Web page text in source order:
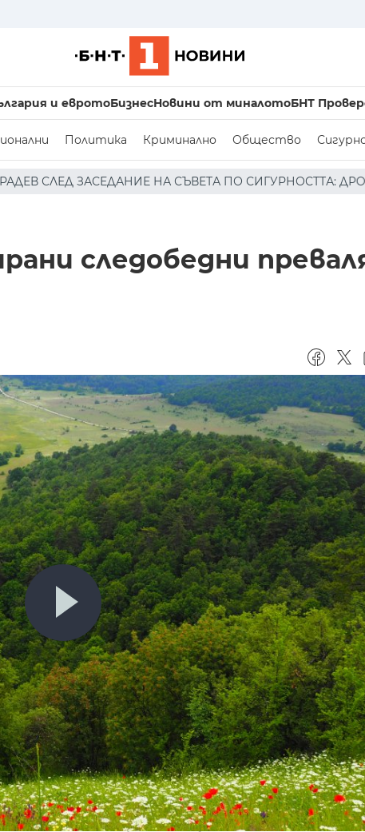
и евротоБизнесНовини от миналотоБНТ
Политика Криминално Общество
СЪВЕТА ПО СИГУРНОСТТА: ДРОН Е НАХЛУЛ В
следобедни